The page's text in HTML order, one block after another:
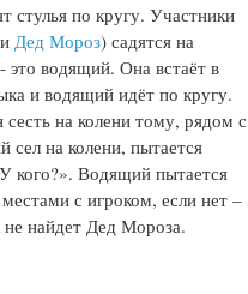
стулья по кругу. Участники
Дед Мороз) садятся на
- это водящий. Она встаёт в
и водящий идёт по кругу.
на колени тому, рядом с
сел на колени, пытается
кого?». Водящий пытается
с игроком, если нет –
не найдет Дед Мороза.